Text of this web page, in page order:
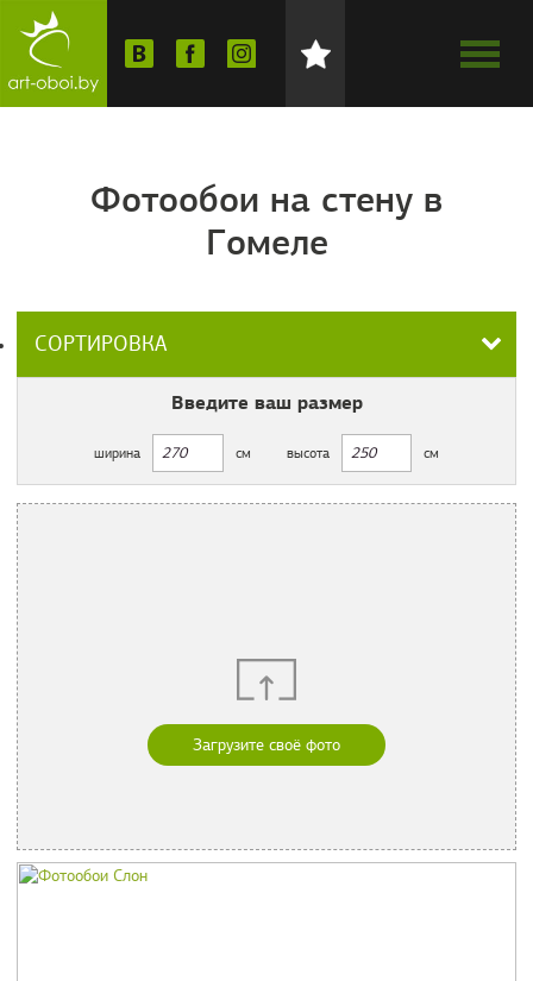
Фотообои на стену в
Гомеле
СОРТИРОВКА
Введите ваш размер
ширина см высота см
Загрузите своё фото